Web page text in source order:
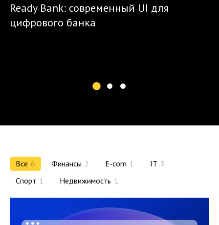
Ready Bank: современный UI для
цифрового банка
Все 6 Финансы 2 E-com 1 IT 3
Спорт 1 Недвижимость 1